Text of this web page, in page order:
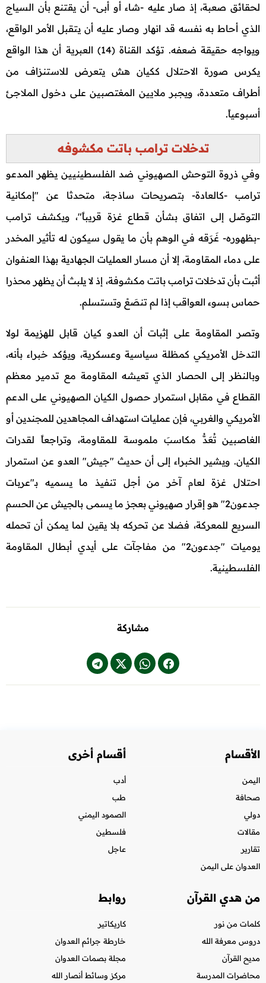
لحقائق صعبة، إذ صار عليه -شاء أو أبى- أن يقتنع بأن السياج
الذي أحاط به نفسه قد انهار وصار عليه أن يتقبل الأمر الواقع،
ويواجه حقيقة ضعفه. تؤكد القناة (14) العبرية أن هذا الواقع
يكرس صورة الاحتلال ككيان هش يتعرض للاستنزاف من
أطراف متعددة، ويجبر ملايين المغتصبين على دخول الملاجئ
أسبوعياً.
تدخلات ترامب باتت مكشوفه
وفي ذروة التوحش الصهيوني ضد الفلسطينيين يظهر المدعو
ترامب -كالعادة- بتصريحات ساذجة، متحدثا عن "إمكانية
التوصّل إلى اتفاق بشأن قطاع غزة قريباً"، ويكشف ترامب
-بظهوره- غَرَقه في الوهم بأن ما يقول سيكون له تأثير المخدر
على دماء المقاومة، إلا أن مسار العمليات الجهادية بهذا العنفوان
أثبت بأن تدخلات ترامب باتت مكشوفة، إذ لا يلبث أن يظهر محذرا
حماس بسوء العواقب إذا لم تنصَعْ وتستسلم.
وتصر المقاومة على إثبات أن العدو كيان قابل للهزيمة لولا
التدخل الأمريكي كمظلة سياسية وعسكرية، ويؤكد خبراء بأنه،
وبالنظر إلى الحصار الذي تعيشه المقاومة مع تدمير معظم
القطاع في مقابل استمرار حصول الكيان الصهيوني على الدعم
الأمريكي والغربي، فإن عمليات استهداف المجاهدين للمجندين أو
الغاصبين تُعَدُّ مكاسبَ ملموسة للمقاومة، وتراجعاً لقدرات
الكيان. ويشير الخبراء إلى أن حديث "جيش" العدو عن استمرار
احتلال غزة لعام آخر من أجل تنفيذ ما يسميه بـ"عربات
جدعون2" هو إقرار صهيوني بعجز ما يسمى بالجيش عن الحسم
السريع للمعركة، فضلا عن تحركه بلا يقين لما يمكن أن تحمله
يوميات "جدعون2" من مفاجآت على أيدي أبطال المقاومة
الفلسطينية.
مشاركة
الأقسام
اليمن
صحافة
دولي
مقالات
تقارير
العدوان على اليمن
أقسام أخرى
أدب
طب
الصمود اليمني
فلسطين
عاجل
من هدي القرآن
كلمات من نور
دروس معرفة الله
مديح القرآن
محاضرات المدرسة
روابط
كاريكاتير
خارطة جرائم العدوان
مجلة بصمات العدوان
مركز وسائط أنصار الله